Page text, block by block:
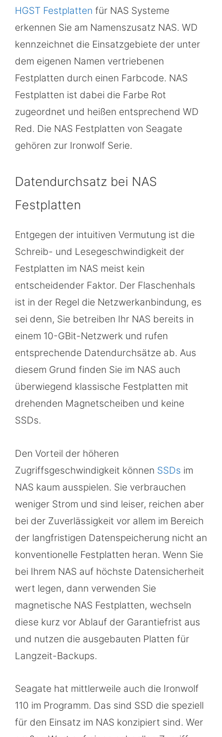
HGST Festplatten für NAS Systeme
erkennen Sie am Namenszusatz NAS. WD
kennzeichnet die Einsatzgebiete der unter
dem eigenen Namen vertriebenen
Festplatten durch einen Farbcode. NAS
Festplatten ist dabei die Farbe Rot
zugeordnet und heißen entsprechend WD
Red. Die NAS Festplatten von Seagate
gehören zur Ironwolf Serie.
Datendurchsatz bei NAS
Festplatten
Entgegen der intuitiven Vermutung ist die
Schreib- und Lesegeschwindigkeit der
Festplatten im NAS meist kein
entscheidender Faktor. Der Flaschenhals
ist in der Regel die Netzwerkanbindung, es
sei denn, Sie betreiben Ihr NAS bereits in
einem 10-GBit-Netzwerk und rufen
entsprechende Datendurchsätze ab. Aus
diesem Grund finden Sie im NAS auch
überwiegend klassische Festplatten mit
drehenden Magnetscheiben und keine
SSDs.
Den Vorteil der höheren
Zugriffsgeschwindigkeit können SSDs im
NAS kaum ausspielen. Sie verbrauchen
weniger Strom und sind leiser, reichen aber
bei der Zuverlässigkeit vor allem im Bereich
der langfristigen Datenspeicherung nicht an
konventionelle Festplatten heran. Wenn Sie
bei Ihrem NAS auf höchste Datensicherheit
wert legen, dann verwenden Sie
magnetische NAS Festplatten, wechseln
diese kurz vor Ablauf der Garantiefrist aus
und nutzen die ausgebauten Platten für
Langzeit-Backups.
Seagate hat mittlerweile auch die Ironwolf
110 im Programm. Das sind SSD die speziell
für den Einsatz im NAS konzipiert sind. Wer